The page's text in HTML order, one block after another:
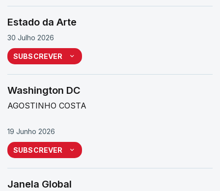
Estado da Arte
30 Julho 2026
SUBSCREVER
Washington DC
AGOSTINHO COSTA
19 Junho 2026
SUBSCREVER
Janela Global